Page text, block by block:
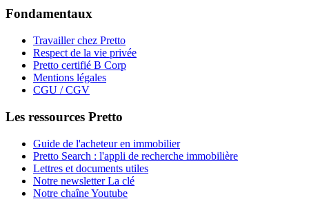
Fondamentaux
Travailler chez Pretto
Respect de la vie privée
Pretto certifié B Corp
Mentions légales
CGU / CGV
Les ressources Pretto
Guide de l'acheteur en immobilier
Pretto Search : l'appli de recherche immobilière
Lettres et documents utiles
Notre newsletter La clé
Notre chaîne Youtube